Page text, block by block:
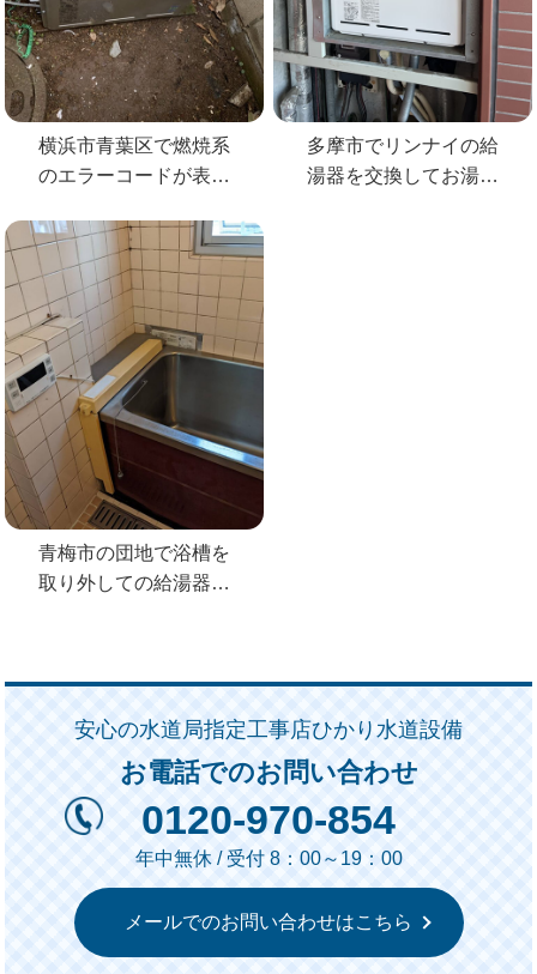
横浜市青葉区で燃焼系
のエラーコードが表示
多摩市でリンナイの給
湯器を交換してお湯が
青梅市の団地で浴槽を
取り外しての給湯器交
安心の水道局指定工事店ひかり水道設備
お電話でのお問い合わせ
0120-970-854
年中無休 / 受付 8：00～19：00
メールでのお問い合わせはこちら